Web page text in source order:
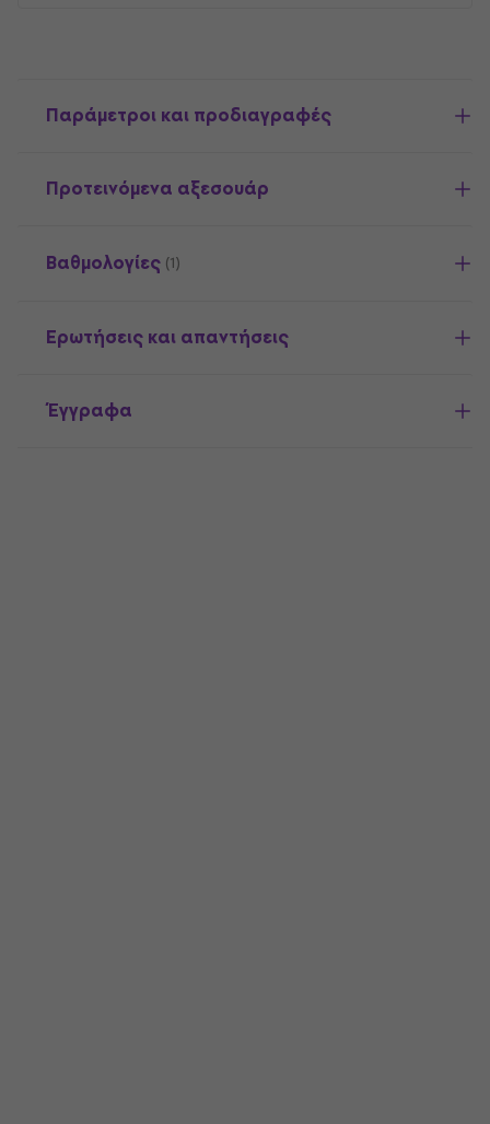
Παράμετροι και προδιαγραφές
Προτεινόμενα αξεσουάρ
Βαθμολογίες (1)
Ερωτήσεις και απαντήσεις
Έγγραφα